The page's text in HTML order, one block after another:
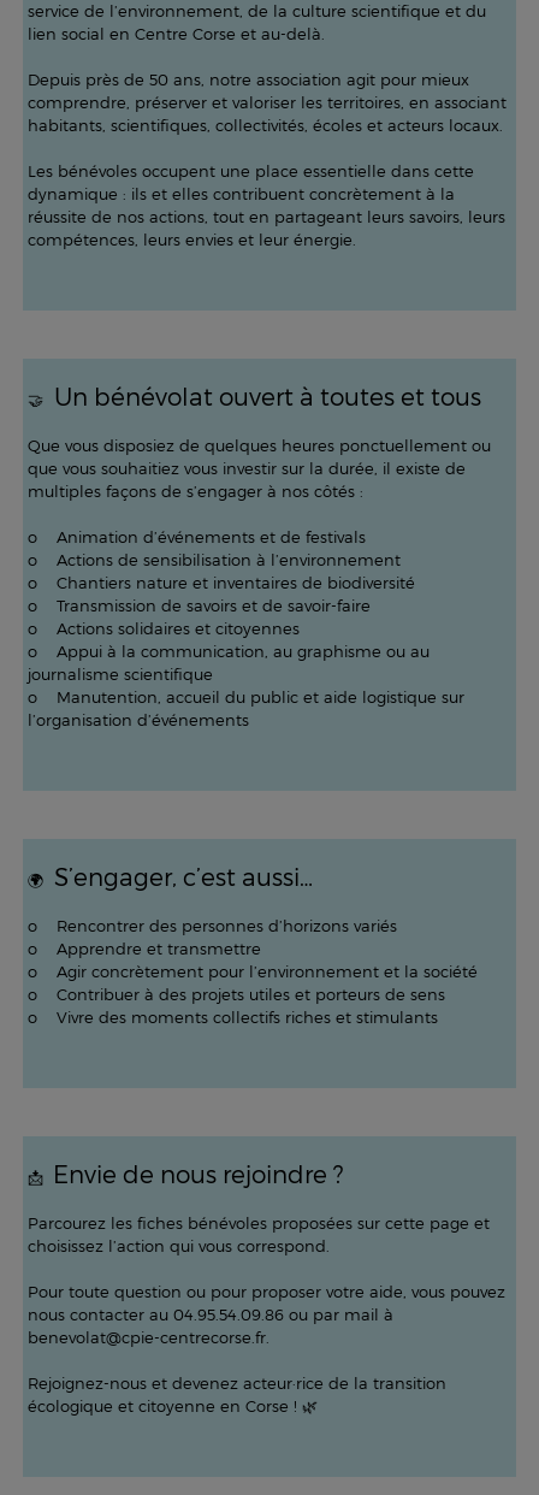
service de l’environnement, de la culture scientifique et du
lien social en Centre Corse et au-delà.
Depuis près de 50 ans, notre association agit pour mieux
comprendre, préserver et valoriser les territoires, en associant
habitants, scientifiques, collectivités, écoles et acteurs locaux.
Les bénévoles occupent une place essentielle dans cette
dynamique : ils et elles contribuent concrètement à la
réussite de nos actions, tout en partageant leurs savoirs, leurs
compétences, leurs envies et leur énergie.
🤝 Un bénévolat ouvert à toutes et tous
Que vous disposiez de quelques heures ponctuellement ou
que vous souhaitiez vous investir sur la durée, il existe de
multiples façons de s’engager à nos côtés :
o Animation d’événements et de festivals
o Actions de sensibilisation à l’environnement
o Chantiers nature et inventaires de biodiversité
o Transmission de savoirs et de savoir-faire
o Actions solidaires et citoyennes
o Appui à la communication, au graphisme ou au
journalisme scientifique
o Manutention, accueil du public et aide logistique sur
l’organisation d’événements
🌍 S’engager, c’est aussi…
o Rencontrer des personnes d’horizons variés
o Apprendre et transmettre
o Agir concrètement pour l’environnement et la société
o Contribuer à des projets utiles et porteurs de sens
o Vivre des moments collectifs riches et stimulants
📩 Envie de nous rejoindre ?
Parcourez les fiches bénévoles proposées sur cette page et
choisissez l’action qui vous correspond.
Pour toute question ou pour proposer votre aide, vous pouvez
nous contacter au 04.95.54.09.86 ou par mail à
benevolat@cpie-centrecorse.fr.
Rejoignez-nous et devenez acteur·rice de la transition
écologique et citoyenne en Corse ! 🌿